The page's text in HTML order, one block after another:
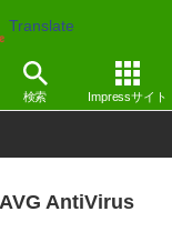
Translate
検索 Impressサイト
ート
AntiVirus